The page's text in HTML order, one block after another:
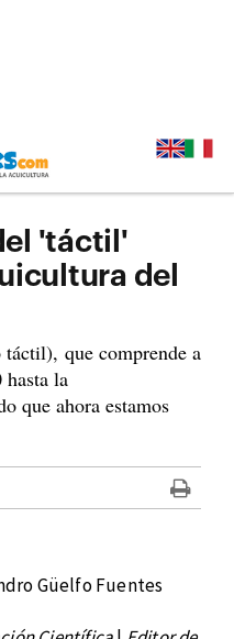
'táctil'
del
que comprende a
hasta la
que ahora estamos
Güelfo Fuentes